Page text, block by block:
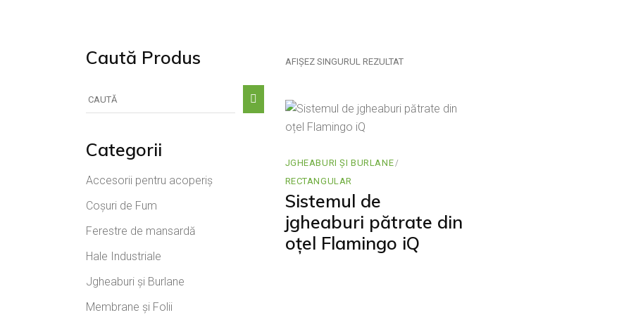
AFIȘEZ SINGURUL REZULTAT
JGHEABURI ȘI BURLANE
RECTANGULAR
Sistemul de
jgheaburi pătrate din
oțel Flamingo iQ
Caută Produs
după:
Categorii
Accesorii pentru acoperiș
Coșuri de Fum
Ferestre de mansardă
Hale Industriale
Jgheaburi și Burlane
Membrane și Folii